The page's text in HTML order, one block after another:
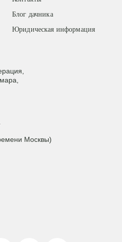
Москвы)
Блог дачника
Юридическая информация